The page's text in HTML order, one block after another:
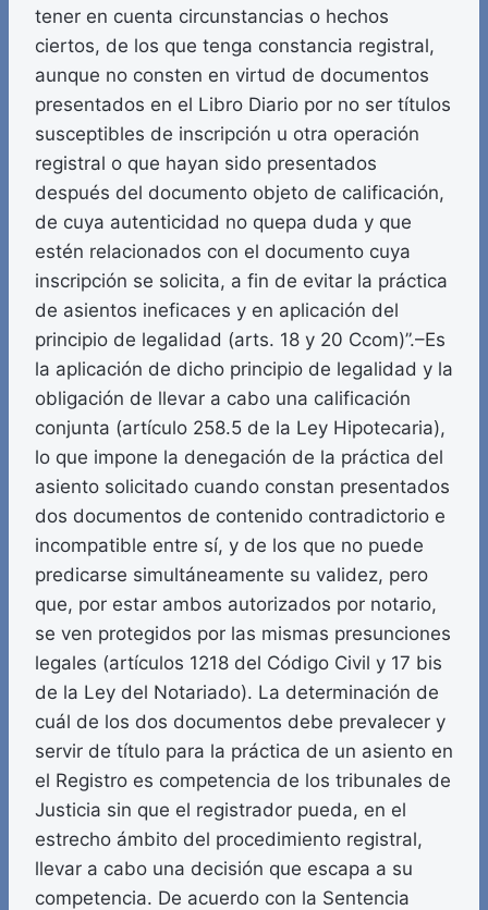
tener en cuenta circunstancias o hechos
ciertos, de los que tenga constancia registral,
aunque no consten en virtud de documentos
presentados en el Libro Diario por no ser títulos
susceptibles de inscripción u otra operación
registral o que hayan sido presentados
después del documento objeto de calificación,
de cuya autenticidad no quepa duda y que
estén relacionados con el documento cuya
inscripción se solicita, a fin de evitar la práctica
de asientos ineficaces y en aplicación del
principio de legalidad (arts. 18 y 20 Ccom)”.–Es
la aplicación de dicho principio de legalidad y la
obligación de llevar a cabo una calificación
conjunta (artículo 258.5 de la Ley Hipotecaria),
lo que impone la denegación de la práctica del
asiento solicitado cuando constan presentados
dos documentos de contenido contradictorio e
incompatible entre sí, y de los que no puede
predicarse simultáneamente su validez, pero
que, por estar ambos autorizados por notario,
se ven protegidos por las mismas presunciones
legales (artículos 1218 del Código Civil y 17 bis
de la Ley del Notariado). La determinación de
cuál de los dos documentos debe prevalecer y
servir de título para la práctica de un asiento en
el Registro es competencia de los tribunales de
Justicia sin que el registrador pueda, en el
estrecho ámbito del procedimiento registral,
llevar a cabo una decisión que escapa a su
competencia. De acuerdo con la Sentencia